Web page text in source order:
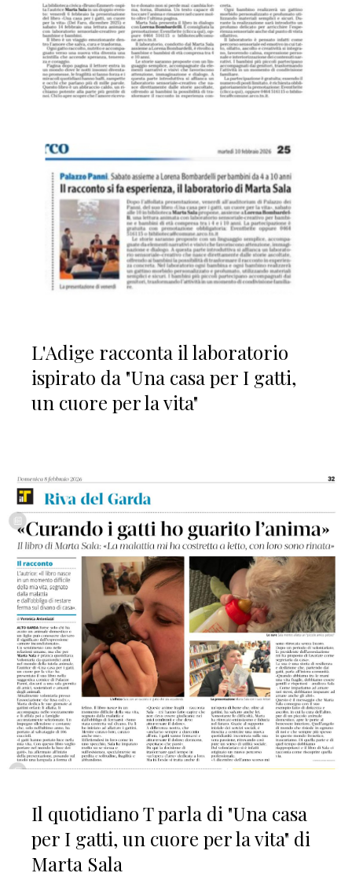
L'Adige racconta il laboratorio
ispirato da "Una casa per I gatti,
un cuore per la vita"
Il quotidiano T parla di "Una casa
per I gatti, un cuore per la vita" di
Marta Sala